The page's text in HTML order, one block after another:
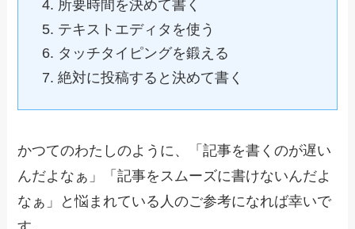
所要時間を決めて書く
テキストエディタを使う
タッチタイピングを鍛える
絶対に投稿すると決めて書く
かつてのわたしのように、「記事を書くのが遅い
んだよなぁ」「記事をスムーズに書けないんだよ
なぁ」と悩まれている人のご参考になれば幸いで